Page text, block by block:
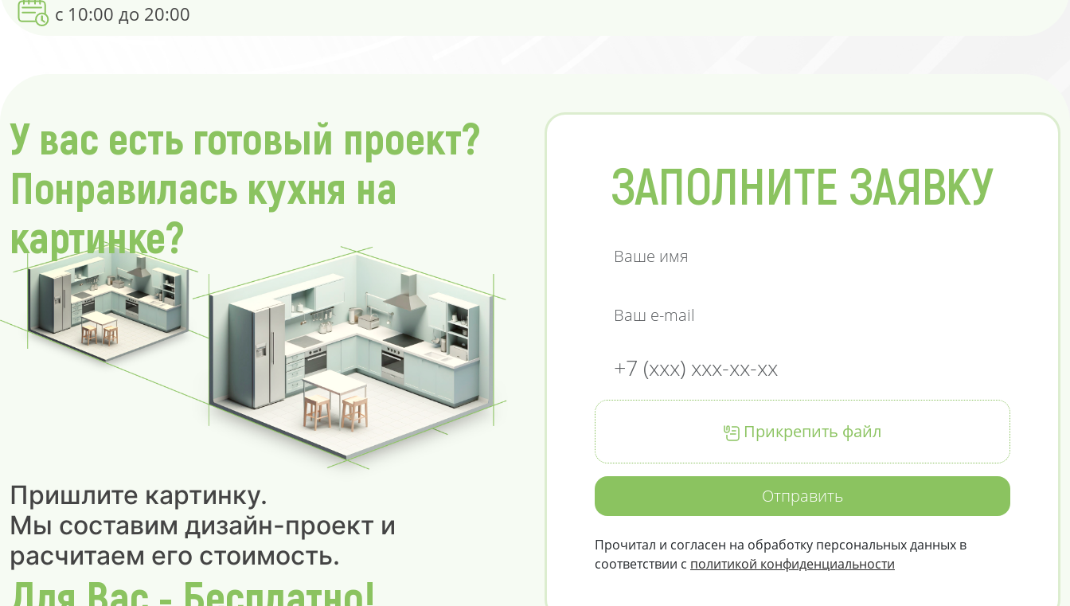
с 10:00 до 20:00
У вас есть готовый проект?
Понравилась кухня на
картинке?
Пришлите картинку.
Мы составим дизайн-проект и
расчитаем его стоимость.
Для Вас - Бесплатно!
ЗАПОЛНИТЕ ЗАЯВКУ
Прикрепить файл
Отправить
Прочитал и согласен на обработку персональных данных в
соответствии с политикой конфиденциальности